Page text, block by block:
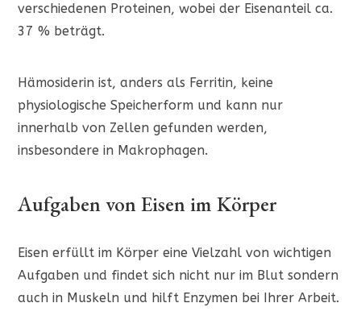
verschiedenen Proteinen, wobei der Eisenanteil ca.
37 % beträgt.
Hämosiderin ist, anders als Ferritin, keine
physiologische Speicherform und kann nur
innerhalb von Zellen gefunden werden,
insbesondere in Makrophagen.
Aufgaben von Eisen im Körper
Eisen erfüllt im Körper eine Vielzahl von wichtigen
Aufgaben und findet sich nicht nur im Blut sondern
auch in Muskeln und hilft Enzymen bei Ihrer Arbeit.